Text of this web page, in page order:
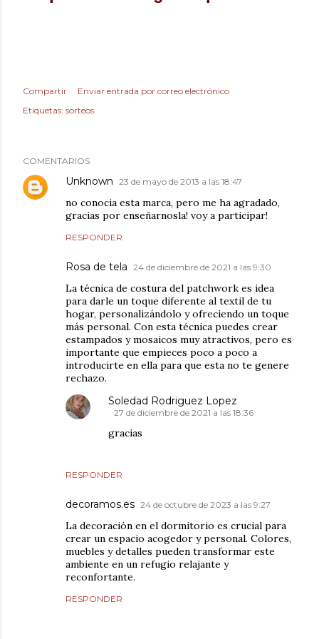
Compartir
Enviar entrada por correo electrónico
Etiquetas: sorteos
COMENTARIOS
Unknown 23 de mayo de 2013 a las 18:47
no conocia esta marca, pero me ha agradado,
gracias por enseñarnosla! voy a participar!
RESPONDER
Rosa de tela 24 de diciembre de 2021 a las 9:30
La técnica de costura del patchwork es idea
para darle un toque diferente al textil de tu
hogar, personalizándolo y ofreciendo un toque
más personal. Con esta técnica puedes crear
estampados y mosaicos muy atractivos, pero es
importante que empieces poco a poco a
introducirte en ella para que esta no te genere
rechazo.
RESPONDER
Soledad Rodriguez Lopez
27 de diciembre de 2021 a las 18:36
gracias
decoramos.es 24 de octubre de 2023 a las 9:27
La decoración en el dormitorio es crucial para
crear un espacio acogedor y personal. Colores,
muebles y detalles pueden transformar este
ambiente en un refugio relajante y
reconfortante.
RESPONDER